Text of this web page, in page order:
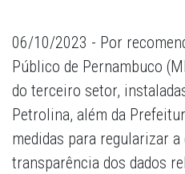
06/10/2023 - Por
Público de Pernambuco
do terceiro setor,
Petrolina, além da
medidas para regularizar
transparência dos dados